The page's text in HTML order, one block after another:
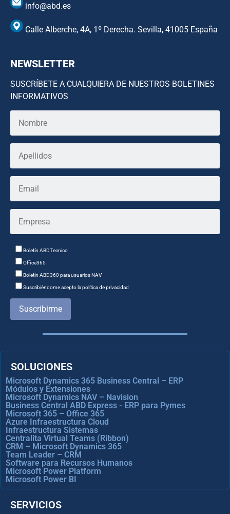
info@abd.es
Calle Alberche, 4A, 1º Derecha. Sevilla, 41005 España
NEWSLETTER
SUSCRÍBETE A CUALQUIERA DE NUESTROS BOLETINES
INFORMATIVOS
Boletín ABDTecnico
Office365
Boletín ABD360 para usuarios NAV
Suscribiéndome acepto la política de privacidad
Suscribirme
SOLUCIONES
Microsoft Dynamics 365 Business Central – ERP
Módulos y Extensiones
Microsoft Dynamics NAV – Navision
Business Central ABD Express - ERP para Pymes
Microsoft 365 – Office 365
Azure Infraestructura Cloud
Infraestructura Sistemas
Centralita Virtual Teams (Ribbon)
CRM – Microsoft Dynamics 365
Team Leader – CRM
Software para Recursos Humanos
Microsoft Power Platform
Microsoft Power BI
SERVICIOS